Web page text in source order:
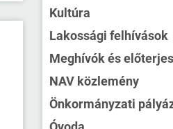
Kultúra
Lakossági felhívások
Meghívók és
NAV közlemény
Önkormányzati